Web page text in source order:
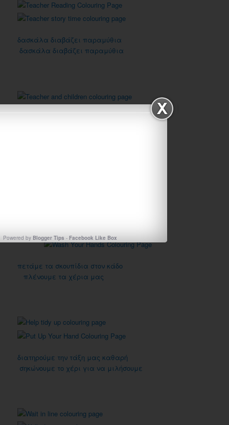
δασκάλα διαβάζει παραμύθια
δασκάλα διαβάζει παραμύθια
πετάμε τα σκουπίδια στον κάδο
πλένουμε τα χέρια μας
διατηρούμε την τάξη μας καθαρή
σηκώνουμε το χέρι για να μιλήσουμε
Powered by Blogger Tips - Facebook Like Box